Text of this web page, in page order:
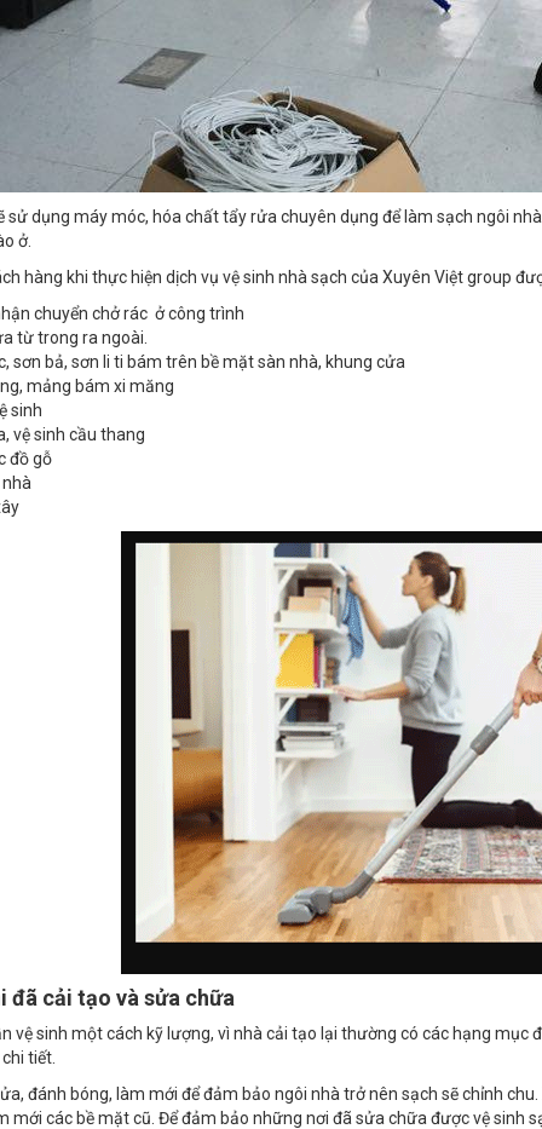
sử dụng máy móc, hóa chất tẩy rửa chuyên dụng để làm sạch ngôi
ở.
hàng khi thực hiện dịch vụ vệ sinh nhà sạch của Xuyên Việt group
chuyển chở rác ở công trình
từ trong ra ngoài.
sơn bả, sơn li ti bám trên bề mặt sàn nhà, khung cửa
mảng bám xi măng
sinh
vệ sinh cầu thang
đồ gỗ
đã cải tạo và sửa chữa
vệ sinh một cách kỹ lượng, vì nhà cải tạo lại thường có các hạng
tiết.
đánh bóng, làm mới để đảm bảo ngôi nhà trở nên sạch sẽ chỉnh
mới các bề mặt cũ. Để đảm bảo những nơi đã sửa chữa được vệ sinh